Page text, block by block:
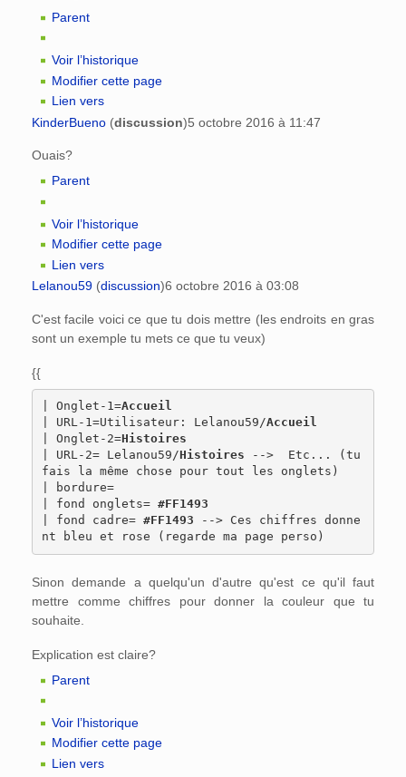
Parent
Voir l’historique
Modifier cette page
Lien vers
KinderBueno (discussion)5 octobre 2016 à 11:47
Ouais?
Parent
Voir l’historique
Modifier cette page
Lien vers
Lelanou59 (discussion)6 octobre 2016 à 03:08
C'est facile voici ce que tu dois mettre (les endroits en gras
sont un exemple tu mets ce que tu veux)
{{
| Onglet-1=Accueil
| URL-1=Utilisateur: Lelanou59/Accueil
| Onglet-2=Histoires
| URL-2= Lelanou59/Histoires -->  Etc... (tu
fais la même chose pour tout les onglets)
| bordure=
| fond onglets= #FF1493
| fond cadre= #FF1493 --> Ces chiffres donne
Sinon demande a quelqu'un d'autre qu'est ce qu'il faut
mettre comme chiffres pour donner la couleur que tu
souhaite.
Explication est claire?
Parent
Voir l’historique
Modifier cette page
Lien vers